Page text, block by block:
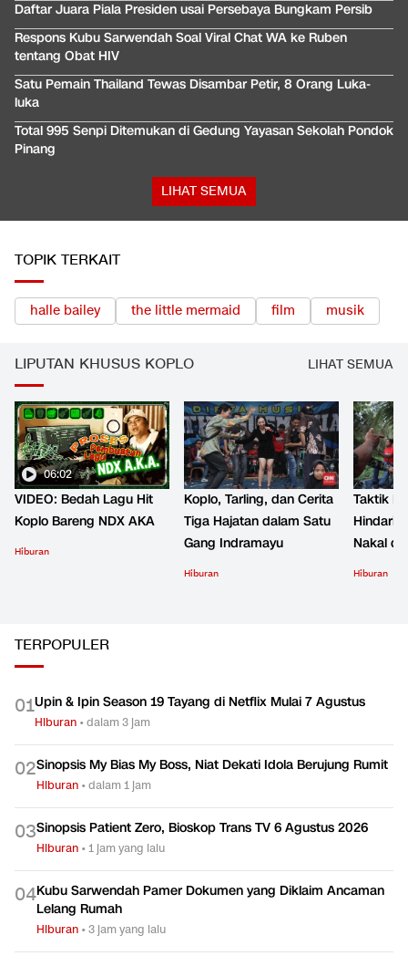
Daftar Juara Piala Presiden usai Persebaya Bungkam Persib
Respons Kubu Sarwendah Soal Viral Chat WA ke Ruben
tentang Obat HIV
Satu Pemain Thailand Tewas Disambar Petir, 8 Orang Luka-
luka
Total 995 Senpi Ditemukan di Gedung Yayasan Sekolah Pondok
Pinang
LIHAT SEMUA
TOPIK TERKAIT
halle bailey the little mermaid film musik
LIPUTAN KHUSUS KOPLO LIHAT SEMUA
06:02
VIDEO: Bedah Lagu Hit
Koplo Bareng NDX AKA
Hiburan
Koplo, Tarling, dan Cerita
Tiga Hajatan dalam Satu
Gang Indramayu
Hiburan
Taktik
Hindari
Nakal
Hiburan
TERPOPULER
01Upin & Ipin Season 19 Tayang di Netflix Mulai 7 Agustus
Hiburan •dalam 3 jam
02Sinopsis My Bias My Boss, Niat Dekati Idola Berujung Rumit
Hiburan •dalam 1 jam
03Sinopsis Patient Zero, Bioskop Trans TV 6 Agustus 2026
Hiburan •1 jam yang lalu
04Kubu Sarwendah Pamer Dokumen yang Diklaim Ancaman
Lelang Rumah
Hiburan •3 jam yang lalu